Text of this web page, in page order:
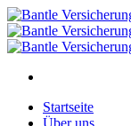
Startseite
Über uns